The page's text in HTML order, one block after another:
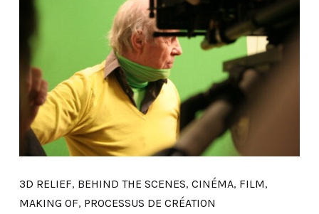
3D RELIEF, BEHIND THE SCENES, CINÉMA, FILM,
MAKING OF, PROCESSUS DE CRÉATION